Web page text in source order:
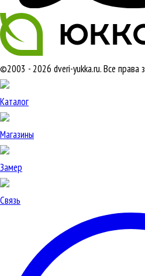
©2003 - 2026 dveri-yukka.ru. Все права
Каталог
Магазины
Замер
Связь